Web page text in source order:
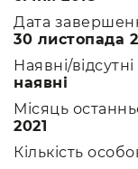
Дата
30 листопада
Наявні/
наявні
Місяць
2021
Кількість